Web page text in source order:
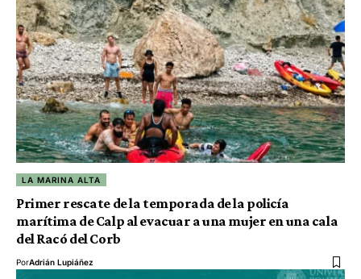
LA MARINA ALTA
Primer rescate de la temporada de la policía
marítima de Calp al evacuar a una mujer en una cala
del Racó del Corb
PorAdrián Lupiáñez